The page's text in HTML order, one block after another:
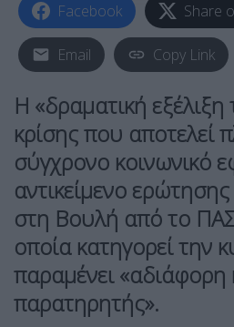
Facebook Share
Email Copy Link
Η «δραματική εξέλιξη
κρίσης που αποτελεί
σύγχρονο κοινωνικό
αντικείμενο
στη Βουλή από το
οποία κατηγορεί την
παραμένει «αδιάφορη
παρατηρητής».